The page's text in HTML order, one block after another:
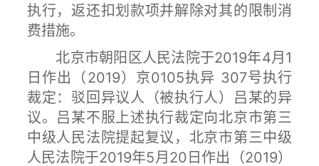
执行，返还扣划款项并解除对其的限制消
费措施。
北京市朝阳区人民法院于2019年4月1
日作出（2019）京0105执异 307号执行
裁定：驳回异议人（被执行人）吕某的异
议。吕某不服上述执行裁定向北京市第三
中级人民法院提起复议，北京市第三中级
人民法院于2019年5月20日作出（2019）